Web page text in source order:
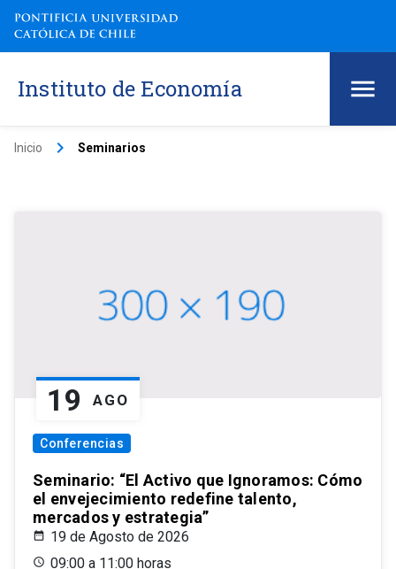
Instituto de Economía
Inicio keyboard_arrow_right Seminarios
19 AGO
Conferencias
Seminario: “El Activo que Ignoramos: Cómo
el envejecimiento redefine talento,
mercados y estrategia”
19 de Agosto de 2026
09:00 a 11:00 horas